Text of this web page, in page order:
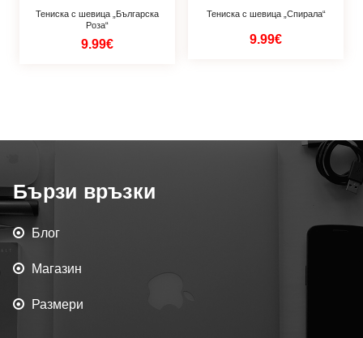
Тениска с шевица „Българска
Роза“
9.99€
Тениска с шевица „Спирала“
9.99€
Бързи връзки
Блог
Магазин
Размери